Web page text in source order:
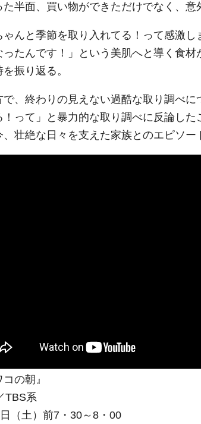
た半面、買い物ができただけでなく、意
んと季節を取り入れてる！って感激し
ったんです！」という美肌へと導く食
振り返る。
、終わりの見えない過酷な取り調べに
！って」と暴力的な取り調べに反論し
、壮絶な日々を支えた家族とのエピソ
コの朝』
TBS系
（土）前7・30～8・00